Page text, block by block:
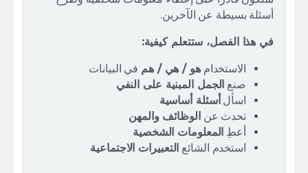
أسئلة بسيطة عن الآخرين.
في هذا الفصل، ستتعلم كيفية:
الاستخدامهو / هي / هم في البيانات
صنع الجمل المبنية على النفي
اسأل أسئلة أساسية
تحدث عن الوظائف والمهن
أعطِ المعلومات الشخصية
استخدم الشائع التعبيرات الاجتماعية